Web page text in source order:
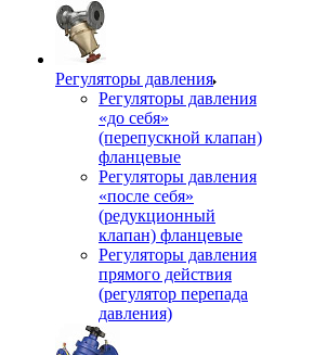
Регуляторы давления
Регуляторы давления
«до себя»
(перепускной клапан)
фланцевые
Регуляторы давления
«после себя»
(редукционный
клапан) фланцевые
Регуляторы давления
прямого действия
(регулятор перепада
давления)